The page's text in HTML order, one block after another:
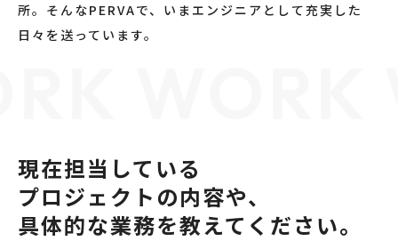
所。そんなPERVAで、いまエンジニアとして充実した
日々を送っています。
現在担当している
プロジェクトの内容や、
具体的な業務を教えてください。